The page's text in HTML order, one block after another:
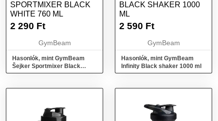
SPORTMIXER BLACK
WHITE 760 ML
2 290 Ft
GymBeam
Hasonlók, mint GymBeam
Šejker Sportmixer Black
White 760 ml
BLACK SHAKER 1000
ML
2 590 Ft
GymBeam
Hasonlók, mint GymBeam
Infinity Black shaker 1000 ml